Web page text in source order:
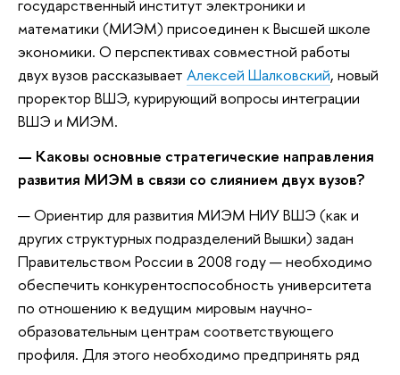
государственный институт электроники и
математики (МИЭМ) присоединен к Высшей школе
экономики. О перспективах совместной работы
двух вузов рассказывает Алексей Шалковский, новый
проректор ВШЭ, курирующий вопросы интеграции
ВШЭ и МИЭМ.
— Каковы основные стратегические направления
развития МИЭМ в связи со слиянием двух вузов?
— Ориентир для развития МИЭМ НИУ ВШЭ (как и
других структурных подразделений Вышки) задан
Правительством России в 2008 году — необходимо
обеспечить конкурентоспособность университета
по отношению к ведущим мировым научно-
образовательным центрам соответствующего
профиля. Для этого необходимо предпринять ряд